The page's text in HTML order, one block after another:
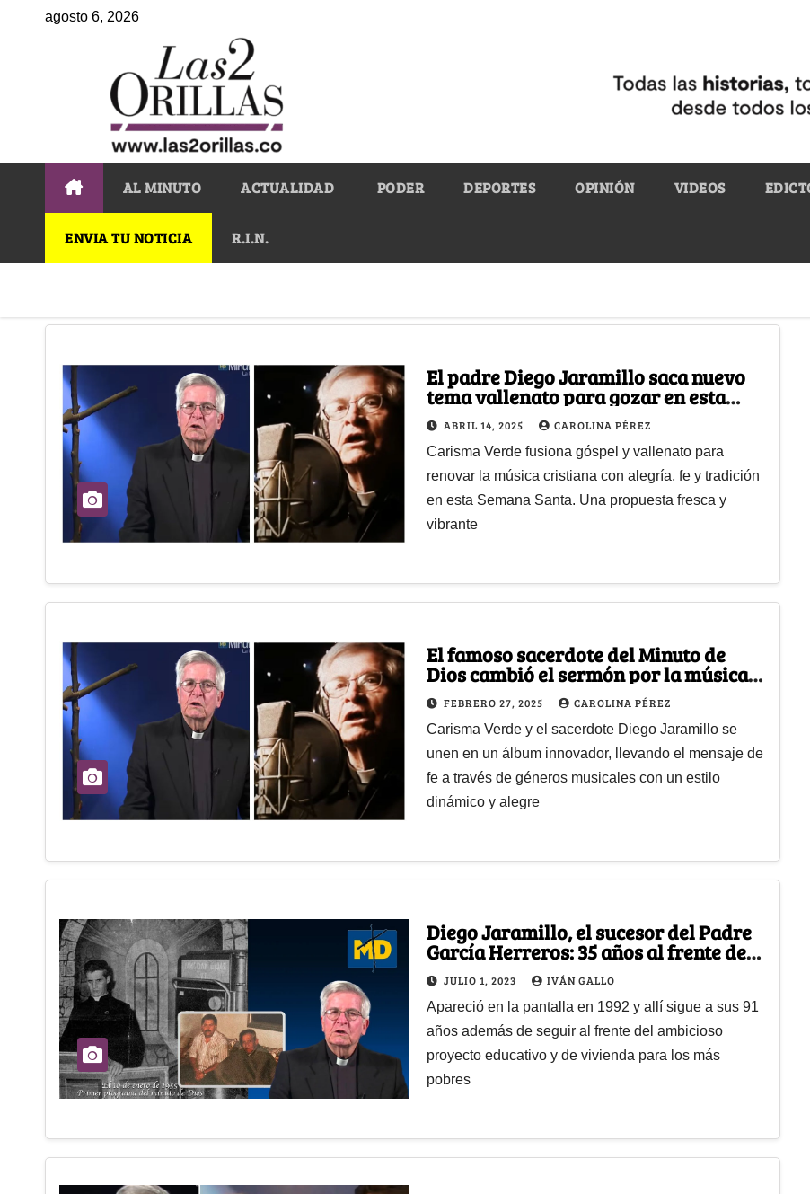
agosto 6, 2026
AL MINUTO ACTUALIDAD PODER DEPORTES OPINIÓN VIDEOS
ENVIA TU NOTICIA R.I.N.
El padre Diego Jaramillo saca nuevo
tema vallenato para gozar en esta
Semana Santa
ABRIL 14, 2025 CAROLINA PÉREZ
Carisma Verde fusiona góspel y vallenato para
renovar la música cristiana con alegría, fe y tradición
en esta Semana Santa. Una propuesta fresca y
vibrante
El famoso sacerdote del Minuto de
Dios cambió el sermón por la música,
ahora es cantante
FEBRERO 27, 2025 CAROLINA PÉREZ
Carisma Verde y el sacerdote Diego Jaramillo se
unen en un álbum innovador, llevando el mensaje de
fe a través de géneros musicales con un estilo
dinámico y alegre
Diego Jaramillo, el sucesor del Padre
García Herreros: 35 años al frente del
Minuto de Dios
JULIO 1, 2023 IVÁN GALLO
Apareció en la pantalla en 1992 y allí sigue a sus 91
años además de seguir al frente del ambicioso
proyecto educativo y de vivienda para los más
pobres